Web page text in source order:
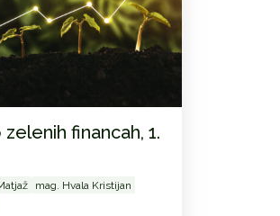
financah, 1.
mag. Hvala Kristijan